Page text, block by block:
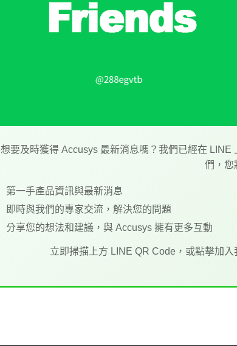
想要及時獲得 Accusys 最新消息嗎？我們已經在
們，您
第一手產品資訊與最新消息
即時與我們的專家交流，解決您的問題
分享您的想法和建議，與 Accusys 擁有更多互動
立即掃描上方 LINE QR Code，或點擊加入